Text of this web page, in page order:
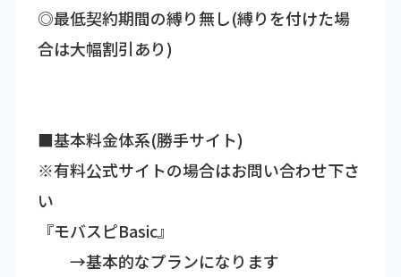
◎最低契約期間の縛り無し(縛りを付けた場
合は大幅割引あり)
■基本料金体系(勝手サイト)
※有料公式サイトの場合はお問い合わせ下さ
い
『モバスピBasic』
→基本的なプランになります